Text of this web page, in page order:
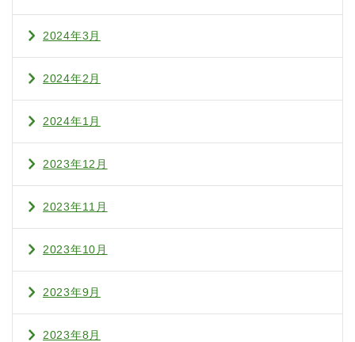
2024年3月
2024年2月
2024年1月
2023年12月
2023年11月
2023年10月
2023年9月
2023年8月